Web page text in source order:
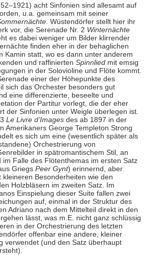
acht Sinfonien sind allesamt auf
u.a. gemeinsam mit seiner
. Wüstendörfer stellt hier ihr
vor, die Serenade Nr. 2 Winternächte
es dabei weniger um Bilder klirrender
finden eher in der behaglichen
Kamin statt, wo es dann unter anderem
und raffinierten Spinnliedmit emsig
in der Solovioline und Flöte kommt.
einer der Höhepunkte des
sich das Orchester besonders gut
eine differenzierte, beseelte und
der Partitur vorlegt, die der eher
der Sinfonien unter Weigle überlegen ist.
Le Livre d’Imagesdes ab 1897 in der
Amerikaners George Templeton Strong
es sich um eine (wesentlich später als
Orchestrierung von
in spätromantischem Stil, an
im Falle des Flötenthemas im ersten Satz
Griegs Peer Gynt) erinnernd, aber
kleineren Besonderheiten wie den
Holzbläsern im zweiten Satz. Im
Einspielung dieser Suite fallen zwei
auf, einmal in der Struktur des
Adriano nach dem Mittelteil direkt in den
lässt, was m.E. nicht ganz schlüssig
in der Orchestrierung des letzten
offenbar eine andere, kleiner
verwendet (und den Satz überhaupt